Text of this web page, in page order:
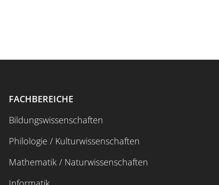
FACHBEREICHE
Bildungswissenschaften
Philologie / Kulturwissenschaften
Mathematik / Naturwissenschaften